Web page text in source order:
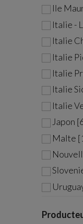
Ile
Italie -
Italie
Italie
Italie
Italie
Italie
Japon
Malte